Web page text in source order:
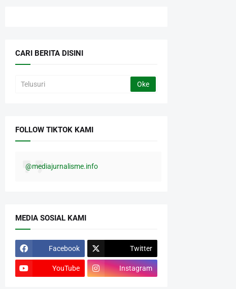
CARI BERITA DISINI
FOLLOW TIKTOK KAMI
@mediajurnalisme.info
MEDIA SOSIAL KAMI
Facebook Twitter
YouTube Instagram